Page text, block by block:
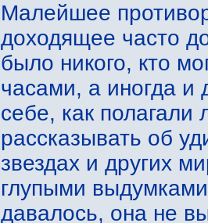
Малейшее
доходящее часто
было никого, кто
часами, а иногда и
себе, как
рассказывать об
звездах и других
глупыми
давалось, она не